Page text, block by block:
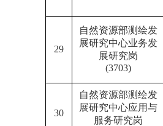
29
自然资源部测绘发
展研究中心业务发
展研究岗
(3703)
30
自然资源部测绘发
展研究中心应用与
服务研究岗